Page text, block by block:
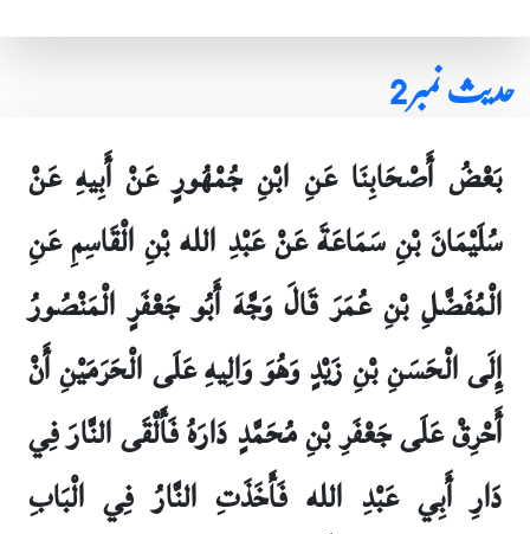
حدیث نمبر 2
بَعْضُ أَصْحَابِنَا عَنِ ابْنِ جُمْهُورٍ عَنْ أَبِيهِ عَنْ
سُلَيْمَانَ بْنِ سَمَاعَةَ عَنْ عَبْدِ الله بْنِ الْقَاسِمِ عَنِ
الْمُفَضَّلِ بْنِ عُمَرَ قَالَ وَجَّهَ أَبُو جَعْفَرٍ الْمَنْصُورُ
إِلَى الْحَسَنِ بْنِ زَيْدٍ وَهُوَ وَالِيهِ عَلَى الْحَرَمَيْنِ أَنْ
أَحْرِقْ عَلَى جَعْفَرِ بْنِ مُحَمَّدٍ دَارَهُ فَأَلْقَى النَّارَ فِي
دَارِ أَبِي عَبْدِ الله فَأَخَذَتِ النَّارُ فِي الْبَابِ